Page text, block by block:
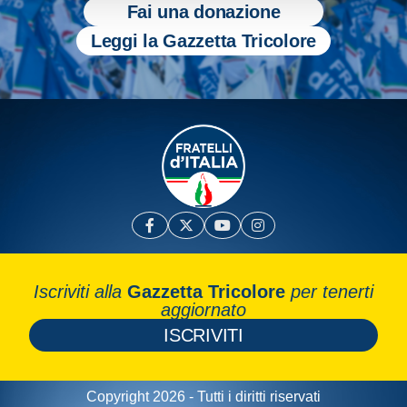
Fai una donazione
Leggi la Gazzetta Tricolore
Iscriviti alla Gazzetta Tricolore per tenerti
aggiornato
ISCRIVITI
Copyright 2026 - Tutti i diritti riservati